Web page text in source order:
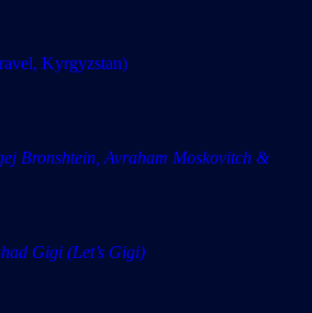
(Art Travel, Kyrgyzstan)
Avraham Moskovitch &
Gigi (Let’s Gigi)